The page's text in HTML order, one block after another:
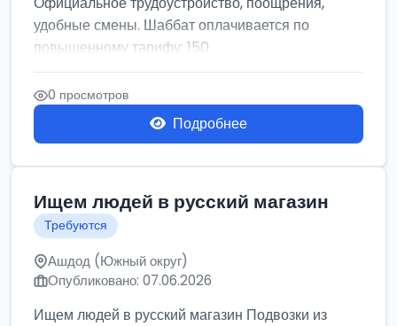
удобные смены. Шаббат оплачивается по
повышенному тарифу: 150
0 просмотров
Подробнее
Ищем людей в русский магазин
Требуются
Ашдод (Южный округ)
Опубликовано: 07.06.2026
Ищем людей в русский магазин Подвозки из